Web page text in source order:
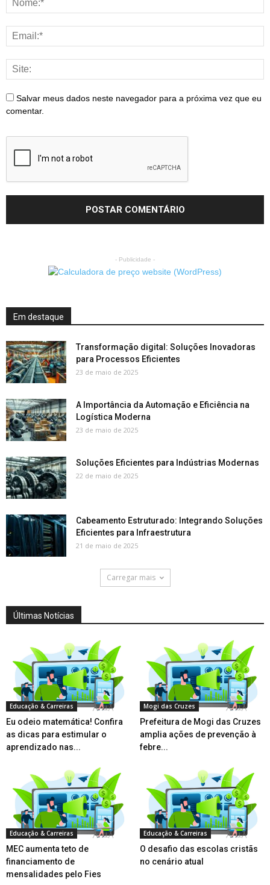
Salvar meus dados neste navegador para a próxima vez que eu
comentar.
- Publicidade -
Em destaque
Transformação digital: Soluções Inovadoras
para Processos Eficientes
23 de maio de 2025
A Importância da Automação e Eficiência na
Logística Moderna
23 de maio de 2025
Soluções Eficientes para Indústrias Modernas
22 de maio de 2025
Cabeamento Estruturado: Integrando Soluções
Eficientes para Infraestrutura
21 de maio de 2025
Carregar mais
Últimas Notícias
Educação & Carreiras
Eu odeio matemática! Confira
as dicas para estimular o
aprendizado nas...
Mogi das Cruzes
Prefeitura de Mogi das Cruzes
amplia ações de prevenção à
febre...
Educação & Carreiras
MEC aumenta teto de
financiamento de
mensalidades pelo Fies
Educação & Carreiras
O desafio das escolas cristãs
no cenário atual